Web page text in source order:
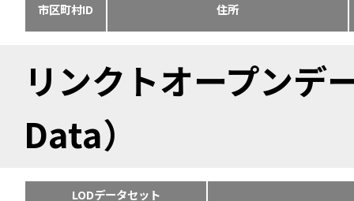
市区町村ID 住所
リンクトオープン
Data）
LODデータセット